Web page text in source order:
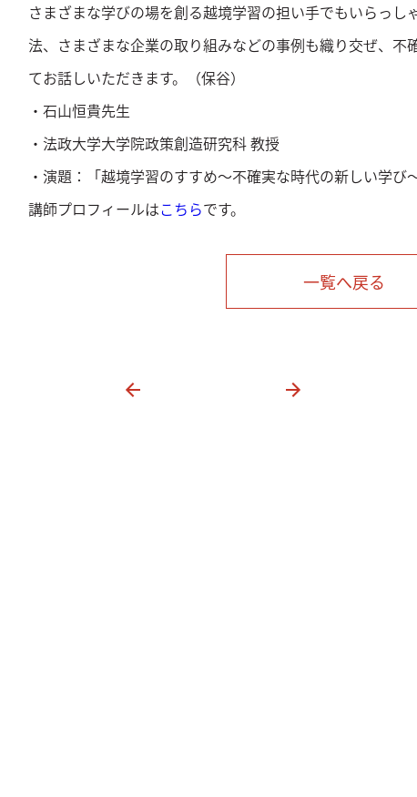
さまざまな学びの場を創る越境学習の担い手でもいらっし
法、さまざまな企業の取り組みなどの事例も織り交ぜ、不
てお話しいただきます。（保谷）
・石山恒貴先生
・法政大学大学院政策創造研究科 教授
・演題：「越境学習のすすめ～不確実な時代の新しい学び
講師プロフィールはこちらです。
一覧へ戻る